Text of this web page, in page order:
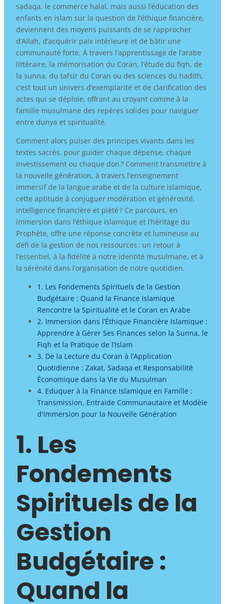
sadaqa, le commerce halal, mais aussi l’éducation des
enfants en islam sur la question de l’éthique financière,
deviennent des moyens puissants de se rapprocher
d’Allah, d’acquérir paix intérieure et de bâtir une
communauté forte. À travers l’apprentissage de l’arabe
littéraire, la mémorisation du Coran, l’étude du fiqh, de
la sunna, du tafsir du Coran ou des sciences du hadith,
c’est tout un univers d’exemplarité et de clarification des
actes qui se déploie, offrant au croyant comme à la
famille musulmane des repères solides pour naviguer
entre dunya et spiritualité.
Comment alors puiser des principes vivants dans les
textes sacrés, pour guider chaque dépense, chaque
investissement ou chaque don ? Comment transmettre à
la nouvelle génération, à travers l’enseignement
immersif de la langue arabe et de la culture islamique,
cette aptitude à conjuguer modération et générosité,
intelligence financière et piété ? Ce parcours, en
immersion dans l’éthique islamique et l’héritage du
Prophète, offre une réponse concrète et lumineuse au
défi de la gestion de nos ressources : un retour à
l’essentiel, à la fidélité à notre identité musulmane, et à
la sérénité dans l’organisation de notre quotidien.
1. Les Fondements Spirituels de la Gestion
Budgétaire : Quand la Finance Islamique
Rencontre la Spiritualité et le Coran en Arabe
2. Immersion dans l’Éthique Financière Islamique :
Apprendre à Gérer Ses Finances selon la Sunna, le
Fiqh et la Pratique de l’Islam
3. De la Lecture du Coran à l’Application
Quotidienne : Zakat, Sadaqa et Responsabilité
Économique dans la Vie du Musulman
4. Eduquer à la Finance Islamique en Famille :
Transmission, Entraide Communautaire et Modèle
d'Immersion pour la Nouvelle Génération
1. Les
Fondements
Spirituels de la
Gestion
Budgétaire :
Quand la